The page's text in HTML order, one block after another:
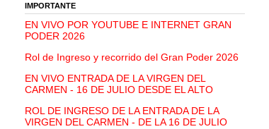
IMPORTANTE
EN VIVO POR YOUTUBE E INTERNET GRAN
PODER 2026
Rol de Ingreso y recorrido del Gran Poder 2026
EN VIVO ENTRADA DE LA VIRGEN DEL
CARMEN - 16 DE JULIO DESDE EL ALTO
ROL DE INGRESO DE LA ENTRADA DE LA
VIRGEN DEL CARMEN - DE LA 16 DE JULIO